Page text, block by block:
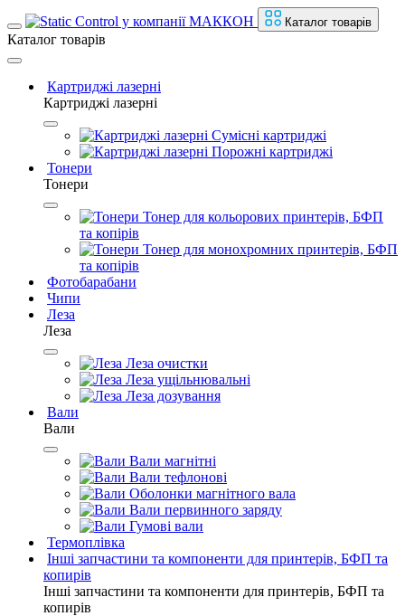
Каталог товарів
Каталог товарів
Картриджі лазерні
Картриджі лазерні
Сумісні картриджі
Порожні картриджі
Тонери
Тонери
Тонер для кольорових принтерів, БФП
та копірів
Тонер для монохромних принтерів, БФП
та копірів
Фотобарабани
Чипи
Леза
Леза
Леза очистки
Леза ущільнювальні
Леза дозування
Вали
Вали
Вали магнітні
Вали тефлонові
Оболонки магнітного вала
Вали первинного заряду
Гумові вали
Термоплівка
Інші запчастини та компоненти для принтерів, БФП та
копирів
Інші запчастини та компоненти для принтерів, БФП та
копирів